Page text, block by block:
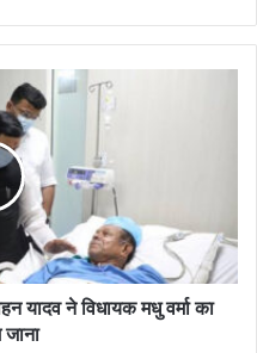
यादव ने विधायक मधु वर्मा का